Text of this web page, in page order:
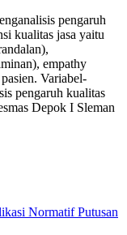
pengaruh
kualitas jasa yaitu
empathy
Variabel-
pengaruh kualitas
Depok I Sleman
Normatif Putusan